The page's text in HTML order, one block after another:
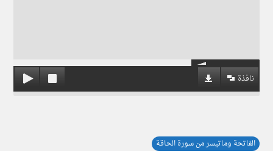
نافذة
الفاتحة وماتيسر من سورة الحاقة